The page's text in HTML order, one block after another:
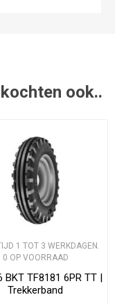
ook..
1 TOT 3 WERKDAGEN.
0 OP VOORRAAD
BKT TF8181 6PR TT |
Trekkerband